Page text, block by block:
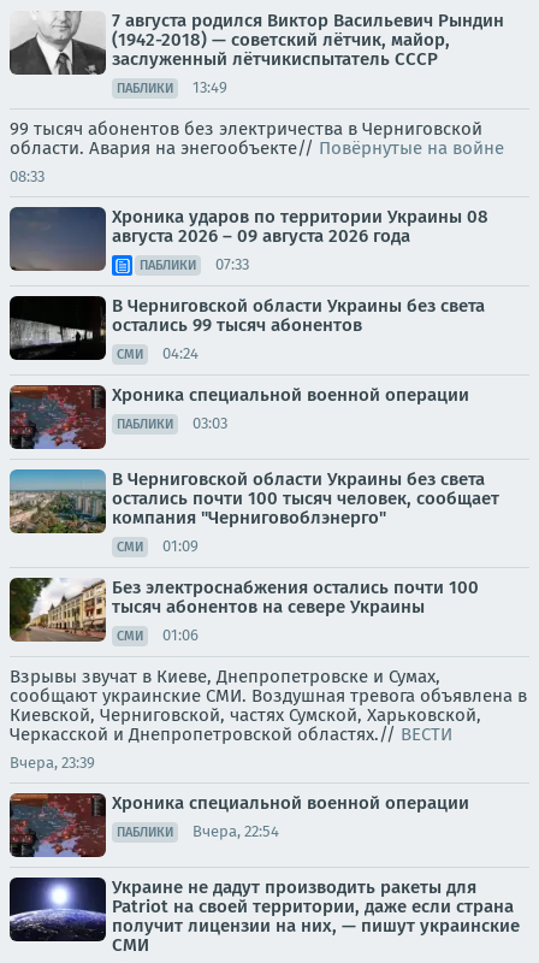
7 августа родился Виктор Васильевич Рындин
(1942-2018) — советский лётчик, майор,
заслуженный лётчикиспытатель СССР
ПАБЛИКИ 13:49
99 тысяч абонентов без электричества в Черниговской
области. Авария на энегообъекте// Повёрнутые на войне
08:33
Хроника ударов по территории Украины 08
августа 2026 – 09 августа 2026 года
ПАБЛИКИ 07:33
В Черниговской области Украины без света
остались 99 тысяч абонентов
СМИ 04:24
Хроника специальной военной операции
ПАБЛИКИ 03:03
В Черниговской области Украины без света
остались почти 100 тысяч человек, сообщает
компания "Черниговоблэнерго"
СМИ 01:09
Без электроснабжения остались почти 100
тысяч абонентов на севере Украины
СМИ 01:06
Взрывы звучат в Киеве, Днепропетровске и Сумах,
сообщают украинские СМИ. Воздушная тревога объявлена в
Киевской, Черниговской, частях Сумской, Харьковской,
Черкасской и Днепропетровской областях.// ВЕСТИ
Вчера, 23:39
Хроника специальной военной операции
ПАБЛИКИ Вчера, 22:54
Украине не дадут производить ракеты для
Patriot на своей территории, даже если страна
получит лицензии на них, — пишут украинские
СМИ